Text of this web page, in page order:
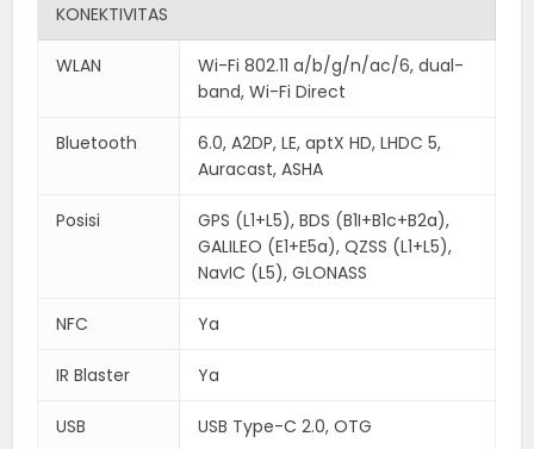
KONEKTIVITAS
WLAN
Wi-Fi 802.11 a/b/g/n/ac/6, dual-
band, Wi-Fi Direct
Bluetooth
6.0, A2DP, LE, aptX HD, LHDC 5,
Auracast, ASHA
Posisi
GPS (L1+L5), BDS (B1I+B1c+B2a),
GALILEO (E1+E5a), QZSS (L1+L5),
NavIC (L5), GLONASS
NFC Ya
IR Blaster Ya
USB USB Type-C 2.0, OTG